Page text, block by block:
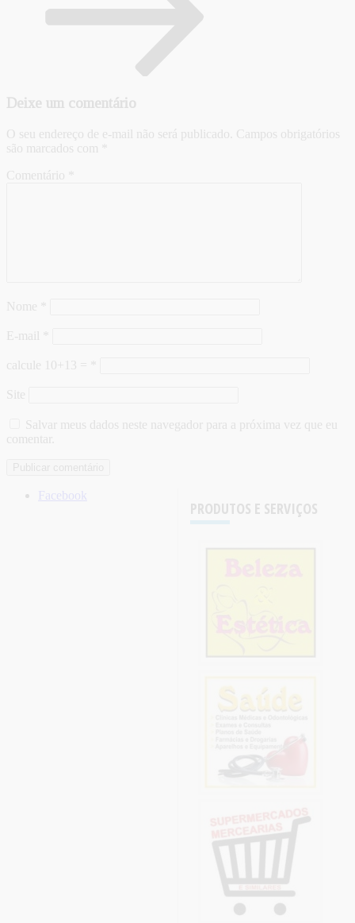
Deixe um comentário
O seu endereço de e-mail não será publicado. Campos obrigatórios
são marcados com
Comentário
Nome
E-mail
calcule 10+13 =
Site
Salvar meus dados neste navegador para a próxima vez que eu
comentar.
PRODUTOS E SERVIÇOS
Facebook